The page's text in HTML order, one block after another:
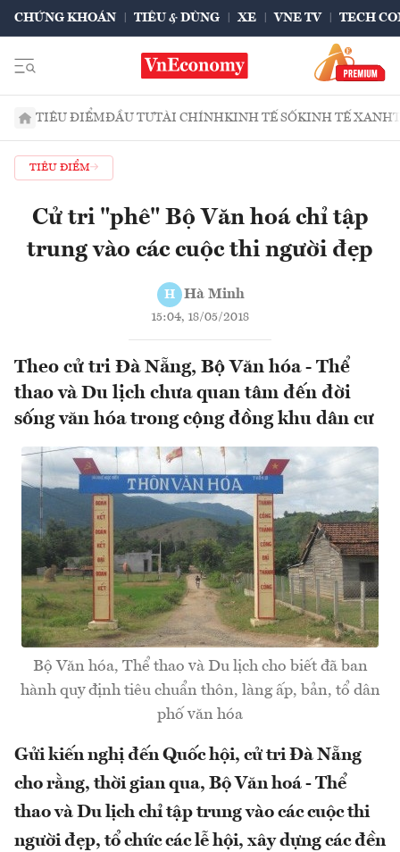
CHỨNG KHOÁN TIÊU & DÙNG XE VNE TV TECH
TIÊU ĐIỂMĐẦU TƯTÀI CHÍNHKINH TẾ SỐKINH TẾ XANH
TIÊU ĐIỂM
Cử tri "phê" Bộ Văn hoá chỉ tập
trung vào các cuộc thi người đẹp
H Hà Minh
15:04, 18/05/2018
Theo cử tri Đà Nẵng, Bộ Văn hóa - Thể
thao và Du lịch chưa quan tâm đến đời
sống văn hóa trong cộng đồng khu dân cư
Bộ Văn hóa, Thể thao và Du lịch cho biết đã ban
hành quy định tiêu chuẩn thôn, làng ấp, bản, tổ dân
phố văn hóa
Gửi kiến nghị đến Quốc hội, cử tri Đà Nẵng
cho rằng, thời gian qua, Bộ Văn hoá - Thể
thao và Du lịch chỉ tập trung vào các cuộc thi
người đẹp, tổ chức các lễ hội, xây dựng các đền